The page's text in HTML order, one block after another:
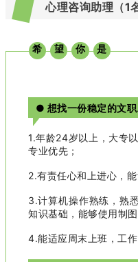
心理咨询助理（1
希 望 你 是
● 想找一份稳定的文
1.年龄24岁以上，大专
专业优先；
2.有责任心和上进心，
3.计算机操作熟练，熟
知识基础，能够使用制
4.能适应周末上班，工